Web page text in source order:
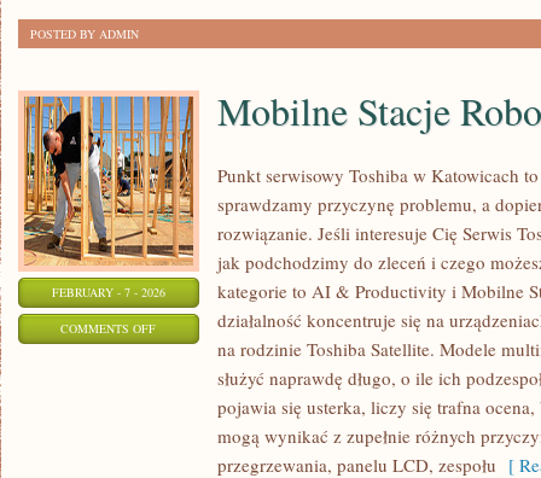
POSTED BY ADMIN
FEBRUARY - 7 - 2026
COMMENTS OFFON
Mobilne Stacje
Punkt serwisowy Toshiba w Katowicach
sprawdzamy przyczynę problemu, a
rozwiązanie. Jeśli interesuje Cię Serwis
jak podchodzimy do zleceń i czego
kategorie to AI & Productivity i Mobilne
działalność koncentruje się na
na rodzinie Toshiba Satellite. Modele
służyć naprawdę długo, o ile ich
pojawia się usterka, liczy się trafna
mogą wynikać z zupełnie różnych
przegrzewania, panelu LCD, zespołu [